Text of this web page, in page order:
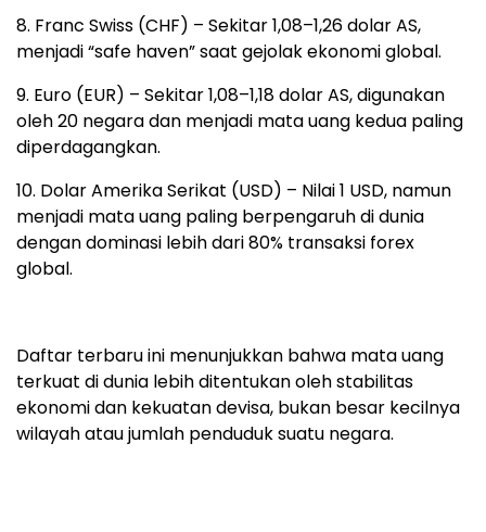
8. Franc Swiss (CHF) – Sekitar 1,08–1,26 dolar AS,
menjadi “safe haven” saat gejolak ekonomi global.
9. Euro (EUR) – Sekitar 1,08–1,18 dolar AS, digunakan
oleh 20 negara dan menjadi mata uang kedua paling
diperdagangkan.
10. Dolar Amerika Serikat (USD) – Nilai 1 USD, namun
menjadi mata uang paling berpengaruh di dunia
dengan dominasi lebih dari 80% transaksi forex
global.
Daftar terbaru ini menunjukkan bahwa mata uang
terkuat di dunia lebih ditentukan oleh stabilitas
ekonomi dan kekuatan devisa, bukan besar kecilnya
wilayah atau jumlah penduduk suatu negara.